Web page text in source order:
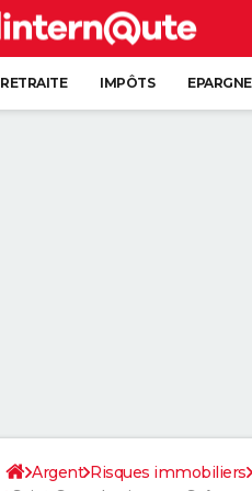
RETRAITE IMPÔTS EPARGNE
Argent Risques immobiliers